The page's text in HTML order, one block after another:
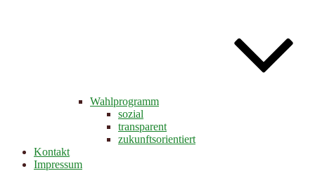
Wahlprogramm
sozial
transparent
zukunftsorientiert
Kontakt
Impressum